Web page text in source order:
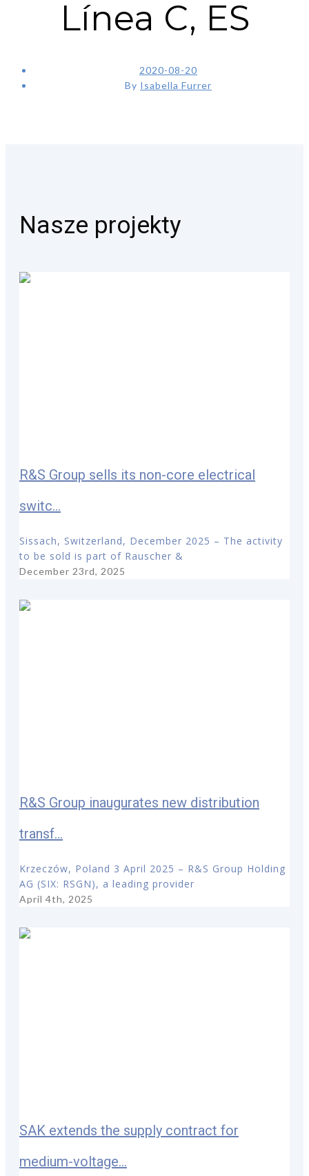
Línea C, ES
2020-08-20
By Isabella Furrer
Nasze projekty
R&S Group sells its non-core electrical
switc...
Sissach, Switzerland, December 2025 – The activity
to be sold is part of Rauscher &
December 23rd, 2025
R&S Group inaugurates new distribution
transf...
Krzeczów, Poland 3 April 2025 – R&S Group Holding
AG (SIX: RSGN), a leading provider
April 4th, 2025
SAK extends the supply contract for
medium-voltage...